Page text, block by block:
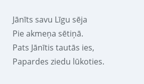
Jānīts savu Līgu sēja
Pie akmeņa sētiņā.
Pats Jānītis tautās ies,
Papardes ziedu lūkoties.